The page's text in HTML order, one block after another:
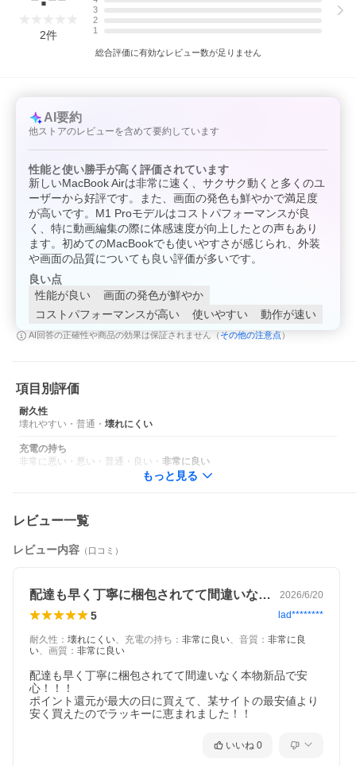
ラッピングをご希望の方は
【付帯サービス】からご選択ください。
★ M4の驚異的なパワーを内蔵
Apple M4 チップは、あらゆることを一段とスピーディーで流れる
ような体験に変えます。
★ Apple Intelligenceのために設計
Apple Intelligenceは、パーソナルなインテリジェンスシステムで
す。
あなたが文章を書いたり、自分を表現したり、タスクを簡単にこ
なせるようにサポートします。
た以外の人はもちろん、Appleもアクセスできません。
★ 最大18時間使えるバッテリー
電源につながなくても、MacBook Airの圧倒的なパフォーマンスは
★ 持ち運びやすいデザイン
超軽量で1.2cmにも満たない薄さのMacBook Airは、あなたのバッ
グにも、外出の多いライフスタイルにも軽やかにフィットしま
す。
★ ベストな表情と声を届ける
12MPセンターフレームカメラ、3つのマイク、空間オーディオに
対応した6つのスピーカーが、美しい映像とサウンドを届けます。
MacBook Airは、2つのThunderbolt 4 ポート、MagSafe充電ポー
ト、ヘッドフォンジャック、Wi-Fi 6E※3、Bluetooth5.3が使えま
最大2台の外部ディスプレイも接続できます。
macOS Sequoiaのアップデートとしてベータ版で利用できます。
Siri とデバイスの言語を英語(オーストラリア、カナダ、アイルラ
ンド、ニュージーランド、南アフリカ、英国、または米国)に設定
機能の追加と日本語、中国語(簡体字)、英語(インド、シンガポー
ル)、フランス語、ドイツ語、イタリア語、韓国語、ポルトガル語
ベトナム語など、さらに多くの言語への対応は2025年の間に始ま
る予定です。
地域や言語によっては一部の機能を利用できない場合がありま
す。
※3:Wi-Fi 6Eは対応している国と地域で利用できます。
2件
3
2
1
総合評価に有効なレビュー数が足りません
AI要約
他ストアのレビューを含めて要約しています
性能と使い勝手が高く評価されています
新しいMacBook Airは非常に速く、サクサク動くと多くのユ
ーザーから好評です。また、画面の発色も鮮やかで満足度
が高いです。M1 Proモデルはコストパフォーマンスが良
く、特に動画編集の際に体感速度が向上したとの声もあり
ます。初めてのMacBookでも使いやすさが感じられ、外装
や画面の品質についても良い評価が多いです。
良い点
性能が良い
画面の発色が鮮やか
コストパフォーマンスが高い
使いやすい 動作が速い
AI回答の正確性や商品の効果は保証されません（ その他の注意点 ）
項目別評価
耐久性
壊れやすい ・ 普通 ・ 壊れにくい
充電の持ち
非常に悪い ・ 悪い ・ 普通 ・ 良い ・ 非常に良い
もっと見る
レビュー一覧
レビュー内容 （口コミ）
配達も早く丁寧に梱包されてて間違いなく… 2026/6/20
5 lad********
耐久性 ： 壊れにくい、 充電の持ち ： 非常に良い、 音質 ： 非常に良
い、 画質 ： 非常に良い
配達も早く丁寧に梱包されてて間違いなく本物新品で安
心！！！
ポイント還元が最大の日に買えて、某サイトの最安値より
安く買えたのでラッキーに恵まれました！！
いいね 0